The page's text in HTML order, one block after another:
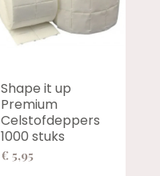
Shape it up
Premium
Celstofdeppers
1000 stuks
€ 5,95